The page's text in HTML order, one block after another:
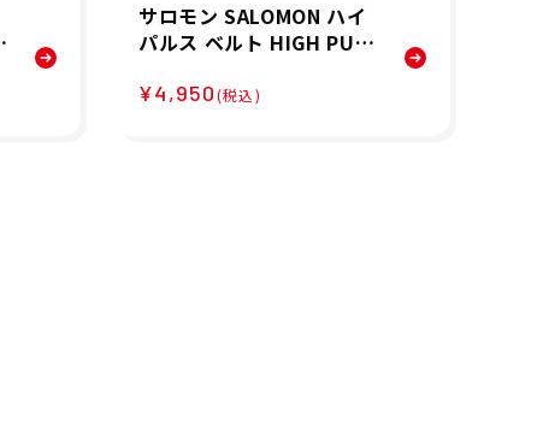
サロモン SALOMON ハイ
パルス ベルト HIGH PULS
ストポーチ LC2180300 2
¥4,950(税込)